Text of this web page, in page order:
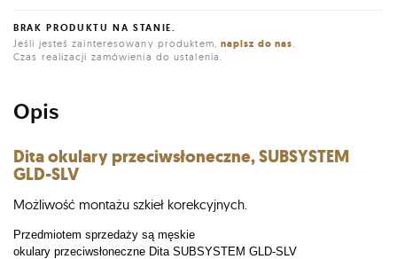
BRAK PRODUKTU NA STANIE.
Jeśli jesteś zainteresowany produktem, napisz do nas.
Czas realizacji zamówienia do ustalenia.
Opis
Dita okulary przeciwsłoneczne, SUBSYSTEM
GLD-SLV
Możliwość montażu szkieł korekcyjnych.
Przedmiotem sprzedaży są męskie
okulary przeciwsłoneczne Dita SUBSYSTEM GLD-SLV